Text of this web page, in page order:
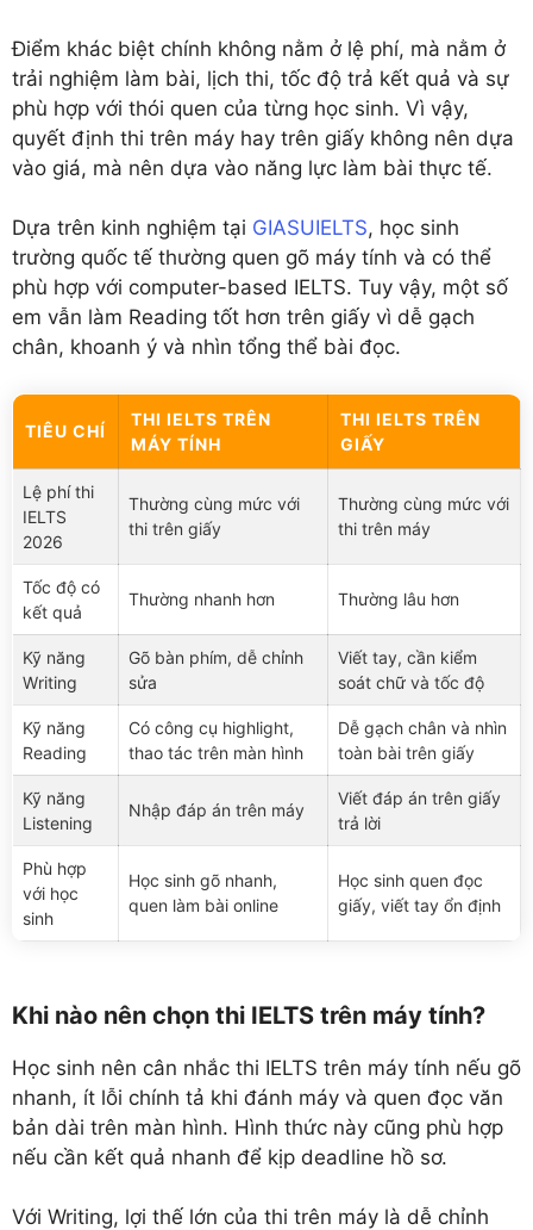
Điểm khác biệt chính không nằm ở lệ phí, mà nằm ở
trải nghiệm làm bài, lịch thi, tốc độ trả kết quả và sự
phù hợp với thói quen của từng học sinh. Vì vậy,
quyết định thi trên máy hay trên giấy không nên dựa
vào giá, mà nên dựa vào năng lực làm bài thực tế.
Dựa trên kinh nghiệm tại GIASUIELTS, học sinh
trường quốc tế thường quen gõ máy tính và có thể
phù hợp với computer-based IELTS. Tuy vậy, một số
em vẫn làm Reading tốt hơn trên giấy vì dễ gạch
chân, khoanh ý và nhìn tổng thể bài đọc.
TIÊU CHÍ
THI IELTS TRÊN
MÁY TÍNH
THI IELTS TRÊN
GIẤY
Lệ phí thi
IELTS
2026
Thường cùng mức với
thi trên giấy
Thường cùng mức với
thi trên máy
Tốc độ có
kết quả
Thường nhanh hơn Thường lâu hơn
Kỹ năng
Writing
Gõ bàn phím, dễ chỉnh
sửa
Viết tay, cần kiểm
soát chữ và tốc độ
Kỹ năng
Reading
Có công cụ highlight,
thao tác trên màn hình
Dễ gạch chân và nhìn
toàn bài trên giấy
Kỹ năng
Listening
Nhập đáp án trên máy
Viết đáp án trên giấy
trả lời
Phù hợp
với học
sinh
Học sinh gõ nhanh,
quen làm bài online
Học sinh quen đọc
giấy, viết tay ổn định
Khi nào nên chọn thi IELTS trên máy tính?
Học sinh nên cân nhắc thi IELTS trên máy tính nếu gõ
nhanh, ít lỗi chính tả khi đánh máy và quen đọc văn
bản dài trên màn hình. Hình thức này cũng phù hợp
nếu cần kết quả nhanh để kịp deadline hồ sơ.
Với Writing, lợi thế lớn của thi trên máy là dễ chỉnh